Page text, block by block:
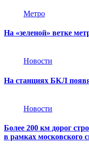
Метро
На «зеленой» ветке
Новости
На станциях БКЛ
Новости
Более 200 км дорог
в рамках московского